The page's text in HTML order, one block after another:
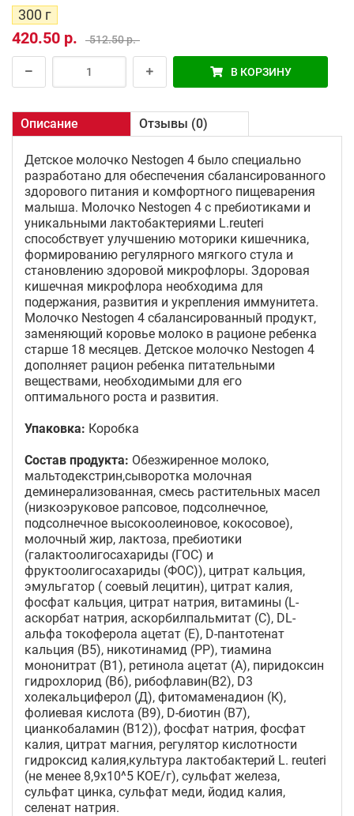
300 г
420.50 р. 512.50 р.
В КОРЗИНУ
Описание Отзывы (0)
Детское молочко Nestogen 4 было специально
разработано для обеспечения сбалансированного
здорового питания и комфортного пищеварения
малыша. Молочко Nestogen 4 с пребиотиками и
уникальными лактобактериями L.reuteri
способствует улучшению моторики кишечника,
формированию регулярного мягкого стула и
становлению здоровой микрофлоры. Здоровая
кишечная микрофлора необходима для
подержания, развития и укрепления иммунитета.
Молочко Nestogen 4 сбалансированный продукт,
заменяющий коровье молоко в рационе ребенка
старше 18 месяцев. Детское молочко Nestogen 4
дополняет рацион ребенка питательными
веществами, необходимыми для его
оптимального роста и развития.
Упаковка: Коробка
Состав продукта: Обезжиренное молоко,
мальтодекстрин,сыворотка молочная
деминерализованная, смесь растительных масел
(низкоэруковое рапсовое, подсолнечное,
подсолнечное высокоолеиновое, кокосовое),
молочный жир, лактоза, пребиотики
(галактоолигосахариды (ГОС) и
фруктоолигосахариды (ФОС)), цитрат кальция,
эмульгатор ( соевый лецитин), цитрат калия,
фосфат кальция, цитрат натрия, витамины (L-
аскорбат натрия, аскорбилпальмитат (С), DL-
альфа токоферола ацетат (Е), D-пантотенат
кальция (B5), никотинамид (PP), тиамина
мононитрат (B1), ретинола ацетат (A), пиридоксин
гидрохлорид (B6), рибофлавин(B2), D3
холекальциферол (Д), фитомаменадион (К),
фолиевая кислота (В9), D-биотин (B7),
цианкобаламин (В12)), фосфат натрия, фосфат
калия, цитрат магния, регулятор кислотности
гидроксид калия,культура лактобактерий L. reuteri
(не менее 8,9х10^5 КОЕ/г), сульфат железа,
сульфат цинка, сульфат меди, йодид калия,
селенат натрия.